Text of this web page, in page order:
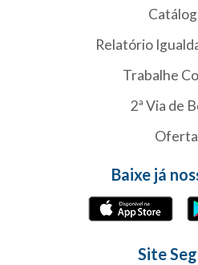
Relatório
Trabalhe
2ª Via de
Baixe já
Site